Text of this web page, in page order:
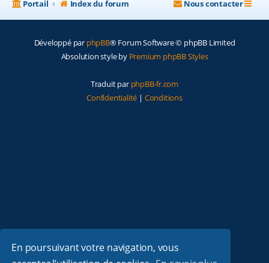
En poursuivant votre navigation, vous
Portail Index du forum Nous contacter
Développé par phpBB® Forum Software © phpBB Limited
Absolution style by Premium phpBB Styles
Traduit par phpBB-fr.com
Confidentialité | Conditions